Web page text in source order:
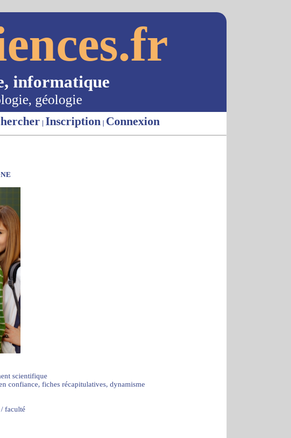
informatique
géologie
| Inscription | Connexion
scientifique
confiance, fiches récapitulatives, dynamisme
faculté